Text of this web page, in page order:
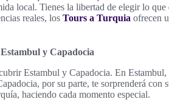
local. Tienes la libertad de elegir lo
reales, los Tours a Turquia ofrecen
y Capadocia
Estambul y Capadocia. En
por su parte, te sorprenderá con
haciendo cada momento especial.